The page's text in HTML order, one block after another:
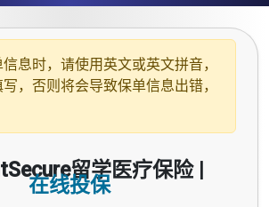
息时，请使用 英文或英文拼音，
，否则将会导致保单信息出错，
留学医疗保险 |
在线投保